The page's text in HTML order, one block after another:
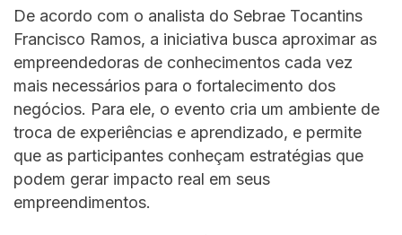
De acordo com o analista do Sebrae Tocantins
Francisco Ramos, a iniciativa busca aproximar as
empreendedoras de conhecimentos cada vez
mais necessários para o fortalecimento dos
negócios. Para ele, o evento cria um ambiente de
troca de experiências e aprendizado, e permite
que as participantes conheçam estratégias que
podem gerar impacto real em seus
empreendimentos.